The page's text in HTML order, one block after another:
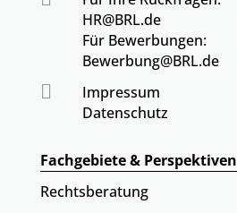
HR@BRL.de
Für Bewerbungen:
Bewerbung@BRL.de

Impressum
Datenschutz
Fachgebiete & Perspektiven
Rechtsberatung